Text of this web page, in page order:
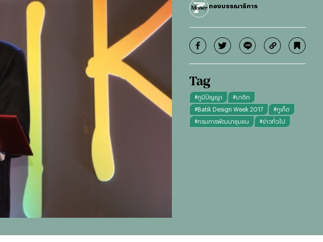
กองบรรณาธิการ
Tag
#ภูมิปัญญา #บาติก
#Batik Design Week 2017 #ภูเก็ต
#กรมการพัฒนาชุมชน #ข่าวทั่วไป